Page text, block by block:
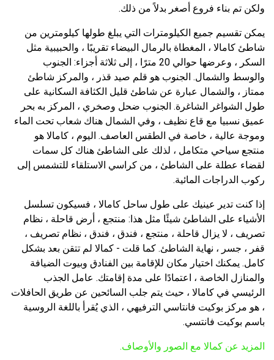
ولكن تم بناء فروع أصغر بدلاً من ذلك.
يمكن تقسيم جميع الكيلومترات التي يبلغ طولها كيلومترين من
شاطئ كامالا ، المغطاة بالرمال البيضاء تقريبًا ، والحبيبية مثل
السكر ، وعرضها حوالي 20 مترًا ، إلى ثلاثة أجزاء: الجنوب
والوسط والشمال. الجنوب هو قلم صيد قذر ، والمركز شاطئ
ممتاز ، والشمال عبارة عن شاطئ قليل الكثافة السكانية على
طول الشواغر الشاغرة. الجنوب ضحل وصخري ، المركز به بحر
عميق نسبيا مع قاع نظيف ، وفي الشمال هناك شعاب تحت الماء
وموجة عالية ، خاصة في الطقس العاصف. اليوم ، كامالا هو
منتجع سياحي متكامل ، لذلك على الشاطئ هناك كل سمات
لقضاء عطلة على الشاطئ ، من كراسي الاستلقاء للتشمس إلى
ركوب الدراجات المائية.
إذا كنت تدير عينيك على طول ساحل كامالا ، فسيكون تسلسل
الأشياء على الشاطئ شيئًا مثل هذا: منتجع ، أرض قاحلة ، نظام
تصريف ، لا يزال قاحلة ، منتجع ، فندق ، فندق ، نظام تصريف ،
قفر ، جسر ، نهاية الشاطئ. كما قلت - كمالا لم تتقن بعد بشكل
كامل. يمكنك اختيار مكان للإقامة بين الفنادق وبيوت الضيافة
والمنازل الخاصة ، اعتمادًا على مدة إقامتك. عامل الجذب
الرئيسي في كامالا ، حيث يتم جلب السائحين عن طريق الحافلات
، هو مركز بوكيت فانتاسي الترفيهي ، الذي يُقرأ باللغة الروسية
باسم بوكيت فانتسي.
المزيد عن كمالا مع الصور والأوصاف.